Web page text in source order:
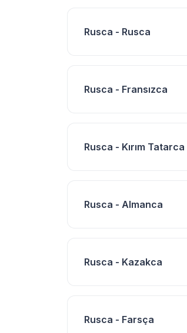
Rusca - Rusca
Rusca - Fransızca
Rusca - Kırım Tatarca
Rusca - Almanca
Rusca - Kazakca
Rusca - Farsça